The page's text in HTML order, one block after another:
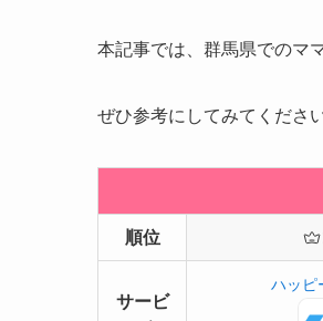
本記事では、群馬県でのマ
ぜひ参考にしてみてくださ
順位
サービ
ハッピ